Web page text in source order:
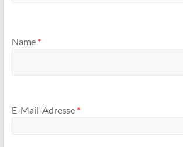
Name *
E-Mail-Adresse *